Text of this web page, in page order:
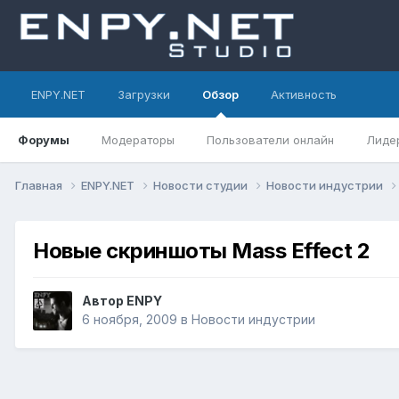
ENPY.NET Загрузки Обзор
Форумы Модераторы Пользователи онлайн
Активность
Главная ENPY.NET Новости студии Новости индустрии
Новые скриншоты Mass Effect 2
Автор ENPY
6 ноября, 2009 в Новости индустрии